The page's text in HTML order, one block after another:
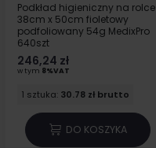
Podkład higieniczny na rolce
38cm x 50cm fioletowy
podfoliowany 54g MedixPro
640szt
246,24 zł
w tym 8%VAT
1 sztuka: 30.78 zł brutto
DO KOSZYKA